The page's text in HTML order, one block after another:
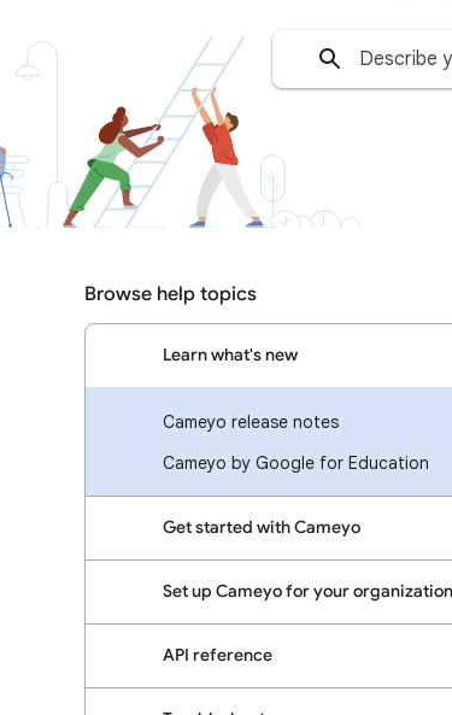
Browse help topics
Learn what's new
Cameyo release notes
Cameyo by Google for Education
Get started with Cameyo
Set up Cameyo for your organization
API reference